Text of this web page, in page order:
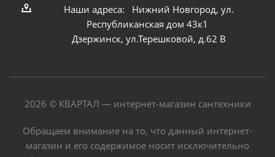
Наши адреса: Нижний Новгород, ул.
Республиканская дом 43к1
Дзержинск, ул.Терешковой, д.62 В
2026 © КВАРТАЛ — интернет-магазин сантехники
Обращаем внимание на то, что данный интернет-
магазин и его содержимое носит исключительно